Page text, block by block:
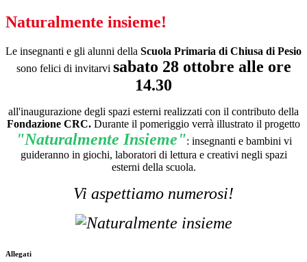
Naturalmente insieme!
Le insegnanti e gli alunni della Scuola Primaria di Chiusa di Pesio
sono felici di invitarvi sabato 28 ottobre alle ore
14.30
all'inaugurazione degli spazi esterni realizzati con il contributo della
Fondazione CRC. Durante il pomeriggio verrà illustrato il progetto
"Naturalmente Insieme": insegnanti e bambini vi
guideranno in giochi, laboratori di lettura e creativi negli spazi
esterni della scuola.
Vi aspettiamo numerosi!
Allegati